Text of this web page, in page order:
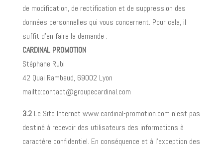
de modification, de rectification et de suppression des
données personnelles qui vous concernent. Pour cela, il
suffit d’en faire la demande :
CARDINAL PROMOTION
Stéphane Rubi
42 Quai Rambaud, 69002 Lyon
mailto:contact@groupecardinal.com
3.2Le Site Internet www.cardinal-promotion.com n’est pas
destiné à recevoir des utilisateurs des informations à
caractère confidentiel. En conséquence et à l’exception des